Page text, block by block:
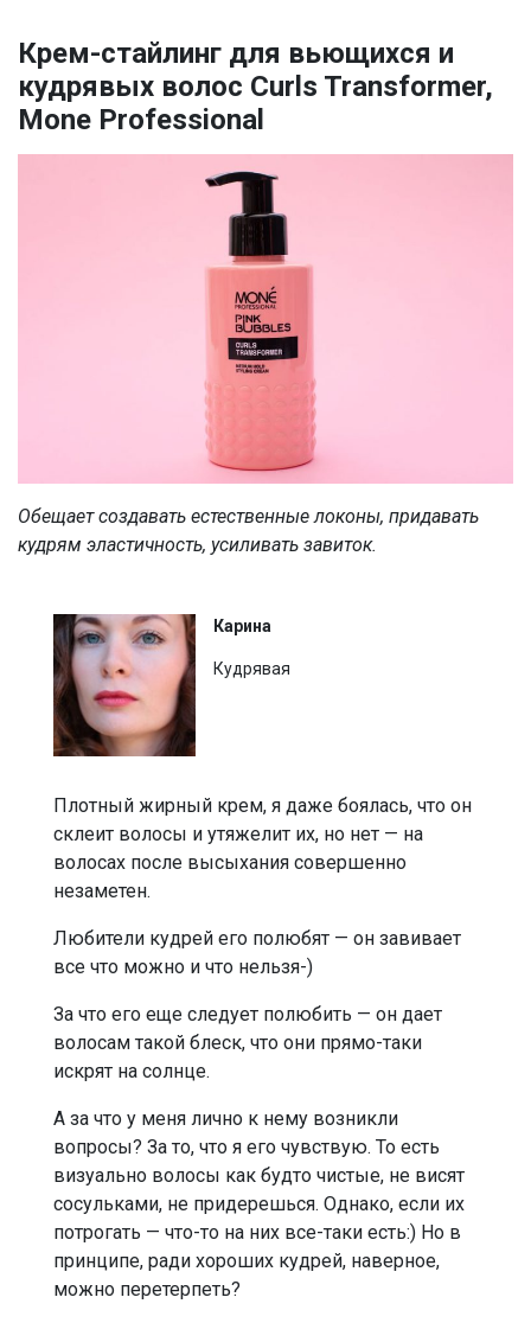
Крем-стайлинг для вьющихся и
кудрявых волос Curls Transformer,
Mone Professional
Обещает создавать естественные локоны, придавать
кудрям эластичность, усиливать завиток.
Карина
Кудрявая
Плотный жирный крем, я даже боялась, что он
склеит волосы и утяжелит их, но нет — на
волосах после высыхания совершенно
незаметен.
Любители кудрей его полюбят — он завивает
все что можно и что нельзя-)
За что его еще следует полюбить — он дает
волосам такой блеск, что они прямо-таки
искрят на солнце.
А за что у меня лично к нему возникли
вопросы? За то, что я его чувствую. То есть
визуально волосы как будто чистые, не висят
сосульками, не придерешься. Однако, если их
потрогать — что-то на них все-таки есть:) Но в
принципе, ради хороших кудрей, наверное,
можно перетерпеть?